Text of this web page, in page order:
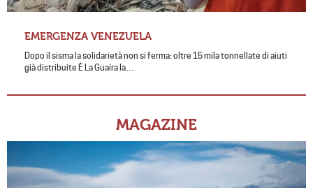
EMERGENZA VENEZUELA
Dopo il sisma la solidarietà non si ferma: oltre 15 mila tonnellate di aiuti
già distribuite È La Guaira la…
MAGAZINE